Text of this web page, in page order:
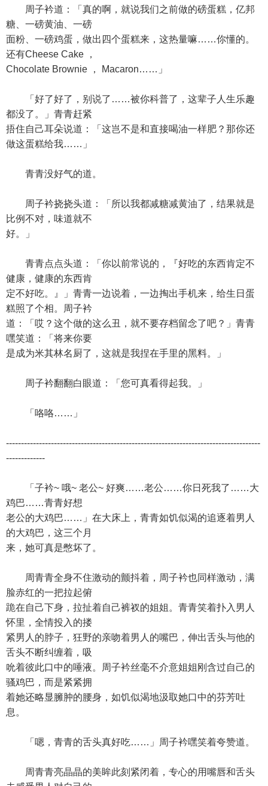
周子衿道：「真的啊，就说我们之前做的磅蛋糕，亿邦
糖、一磅黄油、一磅
面粉、一磅鸡蛋，做出四个蛋糕来，这热量嘛……你懂的。
还有Cheese Cake ，
Chocolate Brownie ， Macaron……」
「好了好了，别说了……被你科普了，这辈子人生乐趣
都没了。」青青赶紧
捂住自己耳朵说道：「这岂不是和直接喝油一样肥？那你还
做这蛋糕给我……」
青青没好气的道。
周子衿挠挠头道：「所以我都减糖减黄油了，结果就是
比例不对，味道就不
好。」
青青点点头道：「你以前常说的，『好吃的东西肯定不
健康，健康的东西肯
定不好吃。』」青青一边说着，一边掏出手机来，给生日蛋
糕照了个相。周子衿
道：「哎？这个做的这么丑，就不要存档留念了吧？」青青
嘿笑道：「将来你要
是成为米其林名厨了，这就是我捏在手里的黑料。」
周子衿翻翻白眼道：「您可真看得起我。」
「咯咯……」
-------------------------------------------------------------------------------------
-------------
「子衿~ 哦~ 老公~ 好爽……老公……你日死我了……大
鸡巴……青青好想
老公的大鸡巴……」在大床上，青青如饥似渴的追逐着男人
的大鸡巴，这三个月
来，她可真是憋坏了。
周青青全身不住激动的颤抖着，周子衿也同样激动，满
脸赤红的一把拉起俯
跪在自己下身，拉扯着自己裤衩的姐姐。青青笑着扑入男人
怀里，全情投入的搂
紧男人的脖子，狂野的亲吻着男人的嘴巴，伸出舌头与他的
舌头不断纠缠着，吸
吮着彼此口中的唾液。周子衿丝毫不介意姐姐刚含过自己的
骚鸡巴，而是紧紧拥
着她还略显臃肿的腰身，如饥似渴地汲取她口中的芬芳吐
息。
「嗯，青青的舌头真好吃……」周子衿嘿笑着夸赞道。
周青青亮晶晶的美眸此刻紧闭着，专心的用嘴唇和舌头